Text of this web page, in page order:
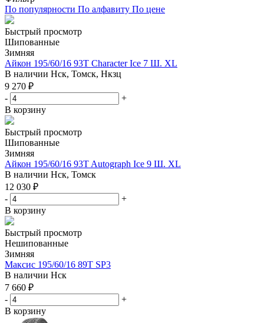
По популярности По алфавиту По цене
Быстрый просмотр
Шипованные
Зимняя
Айкон 195/60/16 93T Character Ice 7 Ш. XL
В наличии Нск, Томск, Нкзц
9 270 ₽
-
+
В корзину
Быстрый просмотр
Шипованные
Зимняя
Айкон 195/60/16 93T Autograph Ice 9 Ш. XL
В наличии Нск, Томск
12 030 ₽
-
+
В корзину
Быстрый просмотр
Нешипованные
Зимняя
Максис 195/60/16 89T SP3
В наличии Нск
7 660 ₽
-
+
В корзину